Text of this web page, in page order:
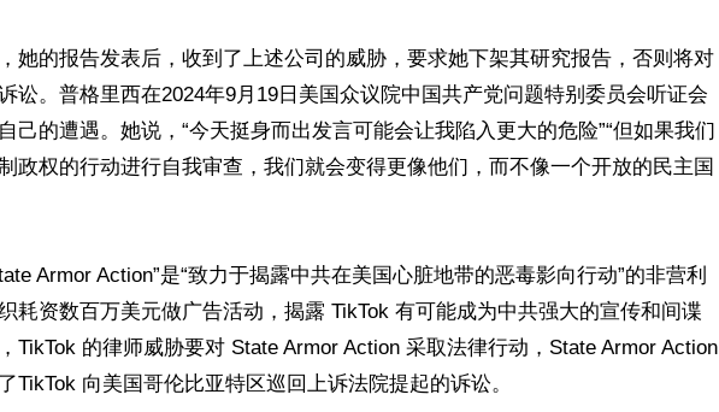
她的报告发表后，收到了上述公司的威胁，要求她下架其研究报告，否则将对
讼。普格里西在2024年9月19日美国众议院中国共产党问题特别委员会听证会
己的遭遇。她说，“今天挺身而出发言可能会让我陷入更大的危险”“但如果我们
政权的行动进行自我审查，我们就会变得更像他们，而不像一个开放的民主国
Armor Action”是“致力于揭露中共在美国心脏地带的恶毒影向行动”的非营利
耗资数百万美元做广告活动，揭露 TikTok 有可能成为中共强大的宣传和间谍
TikTok 的律师威胁要对 State Armor Action 采取法律行动，State Armor Action
TikTok 向美国哥伦比亚特区巡回上诉法院提起的诉讼。